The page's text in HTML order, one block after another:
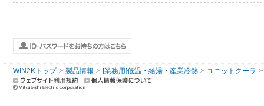
WIN2Kトップ 製品情報 [業務用]低温・給湯・産業冷熱 ユニットクーラ